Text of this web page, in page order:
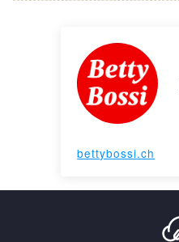
bettybossi.ch